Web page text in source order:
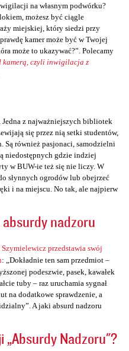
na własnym podwórku?
możesz być ciągle
miejskiej, który siedzi przy
kamer może być w Twojej
może to ukazywać?”. Polecamy
kamerą, czyli inwigilacja z
z najważniejszych bibliotek
się przez nią setki studentów,
również pasjonaci, samodzielni
niedostępnych gdzie indziej
w BUW-ie też się nie liczy. W
słynnych ogrodów lub obejrzeć
i na miejscu. No tak, ale najpierw
nadzoru
przedstawia swój
: „Dokładnie ten sam przedmiot –
podeszwie, pasek, kawałek
tuby – raz uruchamia sygnał
na dodatkowe sprawdzenie, a
A jaki absurd nadzoru
„Absurdy Nadzoru"?